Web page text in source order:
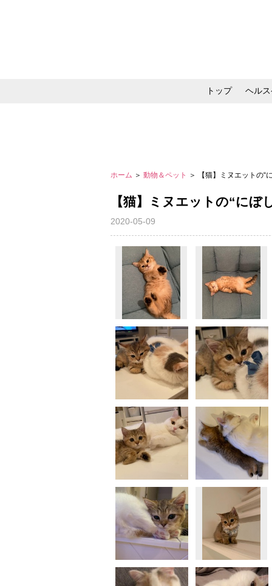
トップ ヘル
ホーム ＞ 動物＆ペット ＞ 【猫】ミヌエットの“
【猫】ミヌエットの“に
2020-05-09